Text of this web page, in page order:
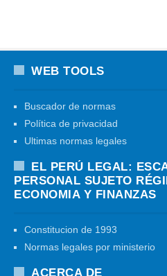
WEB TOOLS
Buscador de normas
Política de privacidad
Ultimas normas legales
EL PERÚ LEGAL:
PERSONAL SUJETO
ECONOMIA Y FINANZAS
Constitucion de 1993
Normas legales por ministerio
ACERCA DE